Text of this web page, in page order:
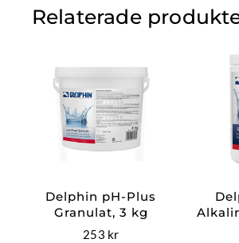
Relaterade
Delphin pH-Plus
Granulat, 3 kg
253 kr